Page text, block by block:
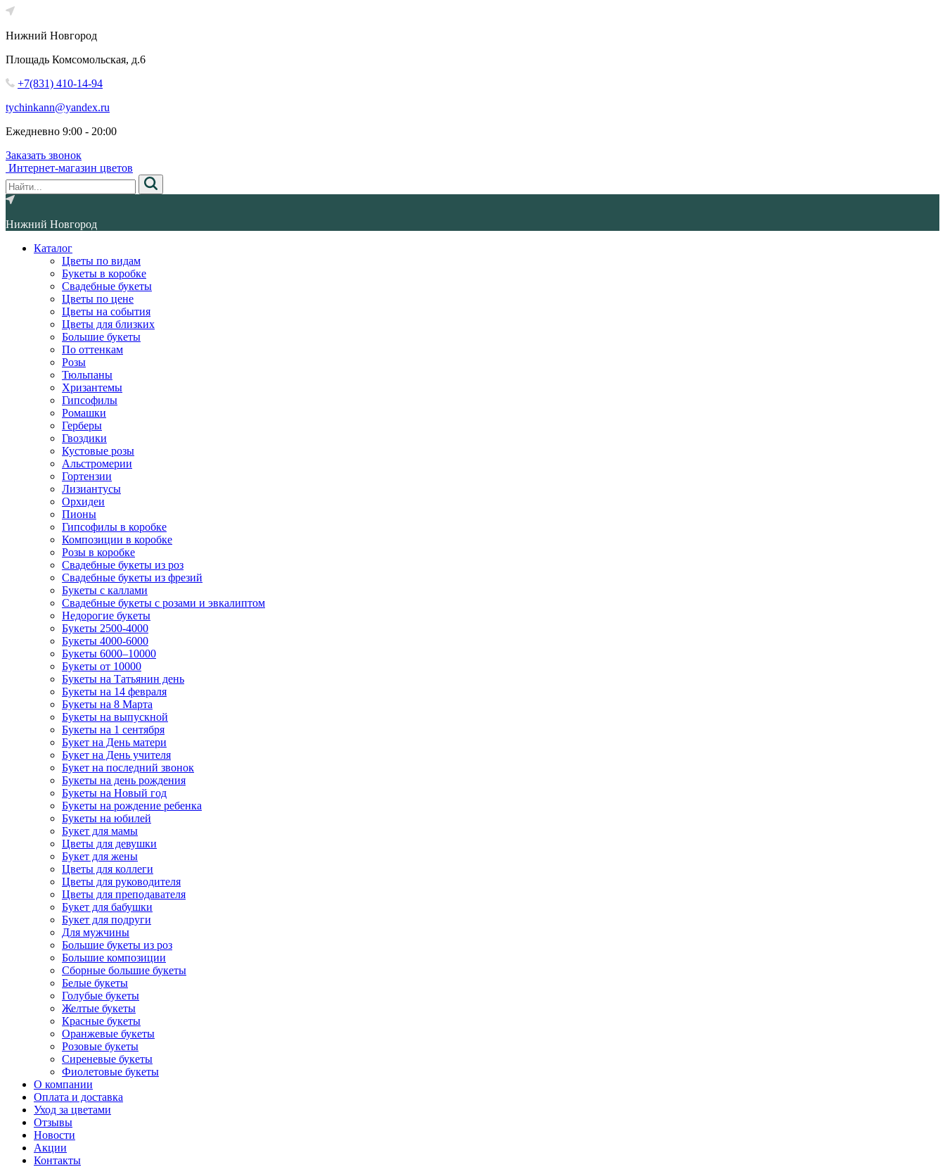
Нижний Новгород
Площадь Комсомольская, д.6
+7(831) 410-14-94
tychinkann@yandex.ru
Ежедневно 9:00 - 20:00
Заказать звонок
Интернет-магазин цветов
Нижний Новгород
Каталог
Цветы по видам
Букеты в коробке
Свадебные букеты
Цветы по цене
Цветы на события
Цветы для близких
Большие букеты
По оттенкам
Розы
Тюльпаны
Хризантемы
Гипсофилы
Ромашки
Герберы
Гвоздики
Кустовые розы
Альстромерии
Гортензии
Лизиантусы
Орхидеи
Пионы
Гипсофилы в коробке
Композиции в коробке
Розы в коробке
Свадебные букеты из роз
Свадебные букеты из фрезий
Букеты с каллами
Свадебные букеты с розами и эвкалиптом
Недорогие букеты
Букеты 2500-4000
Букеты 4000-6000
Букеты 6000–10000
Букеты от 10000
Букеты на Татьянин день
Букеты на 14 февраля
Букеты на 8 Марта
Букеты на выпускной
Букеты на 1 сентября
Букет на День матери
Букет на День учителя
Букет на последний звонок
Букеты на день рождения
Букеты на Новый год
Букеты на рождение ребенка
Букеты на юбилей
Букет для мамы
Цветы для девушки
Букет для жены
Цветы для коллеги
Цветы для руководителя
Цветы для преподавателя
Букет для бабушки
Букет для подруги
Для мужчины
Большие букеты из роз
Большие композиции
Сборные большие букеты
Белые букеты
Голубые букеты
Желтые букеты
Красные букеты
Оранжевые букеты
Розовые букеты
Сиреневые букеты
Фиолетовые букеты
О компании
Оплата и доставка
Уход за цветами
Отзывы
Новости
Акции
Контакты